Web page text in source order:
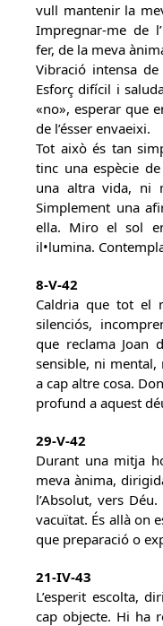
vull mantenir la
Impregnar-me de
fer, de la meva
Vibració intensa
Esforç difícil i
«no», esperar que
de l’ésser envaeixi.
Tot això és tan
tinc una espècie
una altra vida, ni
Simplement una
ella. Miro el sol
il•lumina.
8-V-42
Caldria que tot el
silenciós,
que reclama Joan
sensible, ni
a cap altre cosa.
profund a aquest
29-V-42
Durant una mitja
meva ànima,
l’Absolut, vers
vacuïtat. És allà on
que preparació o
21-IV-43
L’esperit escolta,
cap objecte. Hi ha